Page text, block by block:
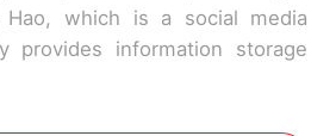
Hao, which is a social media
provides information storage